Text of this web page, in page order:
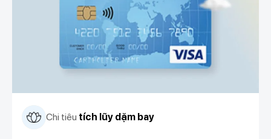
Chi tiêu tích lũy dặm bay